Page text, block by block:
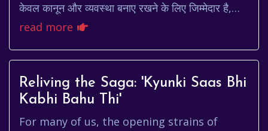
केवल कानून और व्यवस्था बनाए रखने के लिए जिम्मेदार है,
बल्कि नागरिकों की सुरक्षा और कल्याण सुनिश्चित...
read more
Reliving the Saga: 'Kyunki Saas Bhi
Kabhi Bahu Thi'
For many of us, the opening strains of